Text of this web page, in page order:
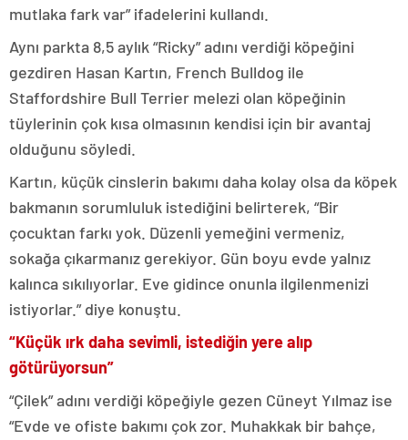
mutlaka fark var” ifadelerini kullandı.
Aynı parkta 8,5 aylık “Ricky” adını verdiği köpeğini
gezdiren Hasan Kartın, French Bulldog ile
Staffordshire Bull Terrier melezi olan köpeğinin
tüylerinin çok kısa olmasının kendisi için bir avantaj
olduğunu söyledi.
Kartın, küçük cinslerin bakımı daha kolay olsa da köpek
bakmanın sorumluluk istediğini belirterek, “Bir
çocuktan farkı yok. Düzenli yemeğini vermeniz,
sokağa çıkarmanız gerekiyor. Gün boyu evde yalnız
kalınca sıkılıyorlar. Eve gidince onunla ilgilenmenizi
istiyorlar.” diye konuştu.
“Küçük ırk daha sevimli, istediğin yere alıp
götürüyorsun”
“Çilek” adını verdiği köpeğiyle gezen Cüneyt Yılmaz ise
“Evde ve ofiste bakımı çok zor. Muhakkak bir bahçe,